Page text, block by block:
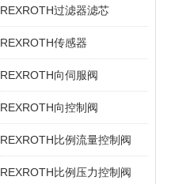
REXROTH过滤器滤芯
REXROTH传感器
REXROTH向伺服阀
REXROTH向控制阀
REXROTH比例流量控制阀
REXROTH比例压力控制阀